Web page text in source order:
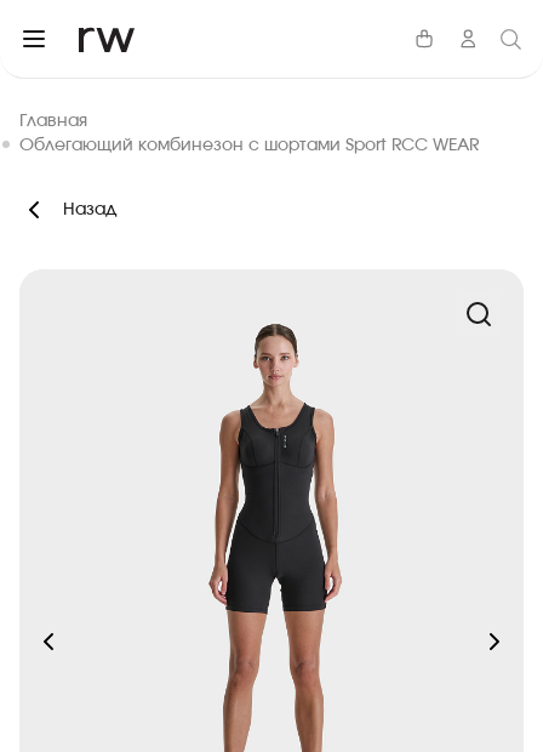
Главная
Облегающий комбинезон с шортами Sport RCC WEAR
Назад